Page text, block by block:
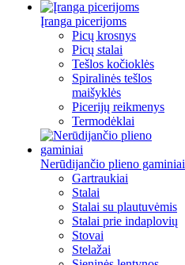
Įranga picerijoms
Picų krosnys
Picų stalai
Tešlos kočioklės
Spiralinės tešlos
maišyklės
Picerijų reikmenys
Termodėklai
Nerūdijančio plieno gaminiai
Gartraukiai
Stalai
Stalai su plautuvėmis
Stalai prie indaplovių
Stovai
Stelažai